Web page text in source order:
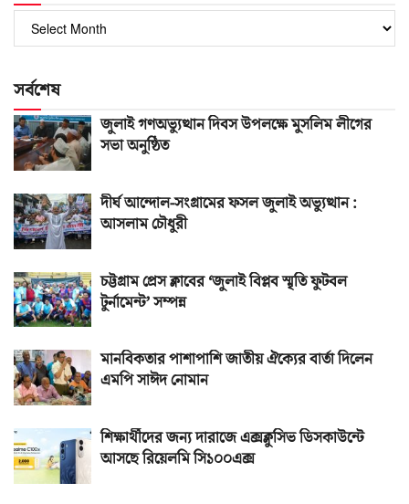
পুরোনো
সংখ্যা
সর্বশেষ
জুলাই গণঅভ্যুত্থান দিবস উপলক্ষে মুসলিম লীগের
সভা অনুষ্ঠিত
দীর্ঘ আন্দোল-সংগ্রামের ফসল জুলাই অভ্যুত্থান :
আসলাম চৌধুরী
চট্টগ্রাম প্রেস ক্লাবের ‘জুলাই বিপ্লব স্মৃতি ফুটবল
টুর্নামেন্ট’ সম্পন্ন
মানবিকতার পাশাপাশি জাতীয় ঐক্যের বার্তা দিলেন
এমপি সাঈদ নোমান
শিক্ষার্থীদের জন্য দারাজে এক্সক্লুসিভ ডিসকাউন্টে
আসছে রিয়েলমি সি১০০এক্স